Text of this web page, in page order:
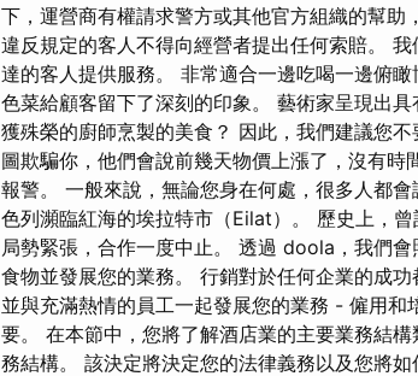
下，運營商有權請求警方或其他官方組織的幫
違反規定的客人不得向經營者提出任何索賠。
達的客人提供服務。 非常適合一邊吃喝一邊俯
色菜給顧客留下了深刻的印象。 藝術家呈現出
獲殊榮的廚師烹製的美食？ 因此，我們建議您
圖欺騙你，他們會說前幾天物價上漲了，沒有
報警。 一般來說，無論您身在何處，很多人都會
色列瀕臨紅海的埃拉特市（Eilat）。 歷史上，
局勢緊張，合作一度中止。 透過 doola，我們
食物並發展您的業務。 行銷對於任何企業的成
並與充滿熱情的員工一起發展您的業務 - 僱用
要。 在本節中，您將了解酒店業的主要業務結
務結構。 該決定將決定您的法律義務以及您將如